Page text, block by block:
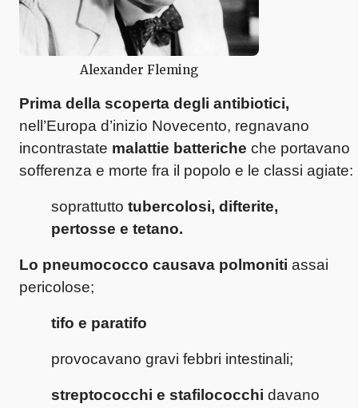
Alexander Fleming
Prima della scoperta degli antibiotici,
nell’Europa d’inizio Novecento, regnavano
incontrastate malattie batteriche che portavano
sofferenza e morte fra il popolo e le classi agiate:
soprattutto tubercolosi, difterite,
pertosse e tetano.
Lo pneumococco causava polmoniti assai
pericolose;
tifo e paratifo
provocavano gravi febbri intestinali;
streptococchi e stafilococchi davano